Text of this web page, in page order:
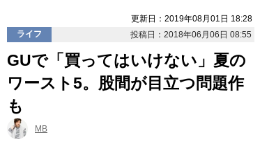
更新日：2019年08月01日 18:28
ライフ
投稿日：2018年06月06日 08:55
GUで「買ってはいけない」夏の
ワースト5。股間が目立つ問題作
も
MB